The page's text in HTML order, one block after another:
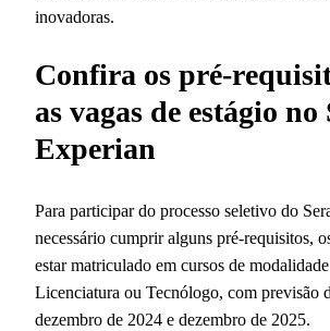
inovadoras.
Confira os pré-
as vagas de estágio no
Experian
Para participar do processo seletivo do
necessário cumprir alguns pré-requisitos,
estar matriculado em cursos de
Licenciatura ou Tecnólogo, com previsão
dezembro de 2024 e dezembro de 2025.